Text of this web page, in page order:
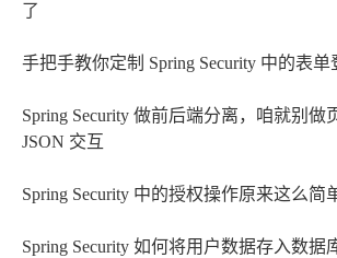
了
手把手教你定制 Spring Security 中的表单
Spring Security 做前后端分离，咱就别做
JSON 交互
Spring Security 中的授权操作原来这么简
Spring Security 如何将用户数据存入数据